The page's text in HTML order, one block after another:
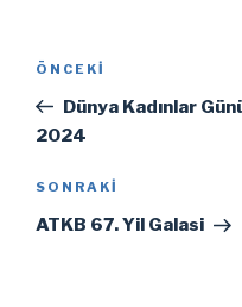
Yazı
Önceki
Yazı
ÖNCEKI
Dünya Kadınlar
2024
Sonraki
Yazı
SONRAKI
ATKB 67. Yil Galasi